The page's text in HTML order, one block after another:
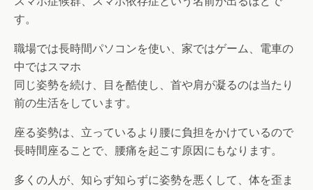
す。
職場では長時間パソコンを使い、家ではゲーム、電車の
中ではスマホ
同じ姿勢を続け、目を酷使し、首や肩が凝るのは当たり
前の生活をしています。
座る姿勢は、立っているより腰に負担をかけているので
長時間座ることで、腰痛を起こす原因にもなります。
多くの人が、知らず知らずに姿勢を悪くして、体を歪ま